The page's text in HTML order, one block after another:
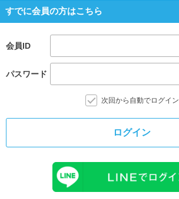
すでに会員の方はこちら
会員ID
パスワード
次回から自動でログイン
ログイン